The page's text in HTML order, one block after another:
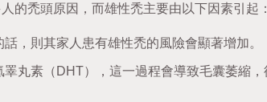
的禿頭原因，而雄性禿主要由以下因素引起：
，則其家人患有雄性禿的風險會顯著增加。
丸素（DHT），這一過程會導致毛囊萎縮